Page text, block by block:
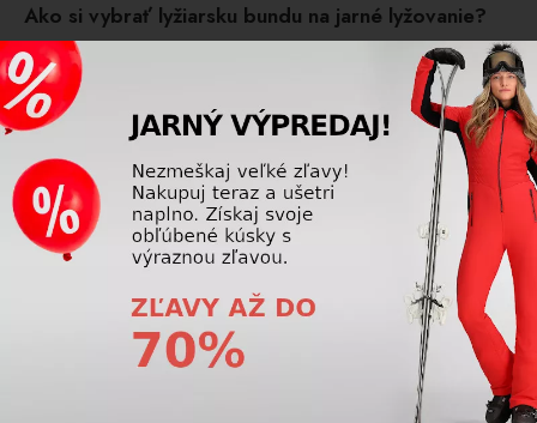
Ako si vybrať lyžiarsku bundu na jarné lyžovanie?
Pri jarnom lyžovaní je dôležité zvoliť bundu s dostatočnou
priedušnosťou, variabilným odvetrávaním a primeranou
ochranou pred vetrom a vlhkosťou. Ľahšia izolačná vrstva a
možnosť vrstvenia pomáhajú prispôsobiť sa meniacim sa
teplotám.
Prečítajte si viac
Lyžiarske oblečenie
Ako si vybrať lyžiarsku bundu podľa úrovne jazdy